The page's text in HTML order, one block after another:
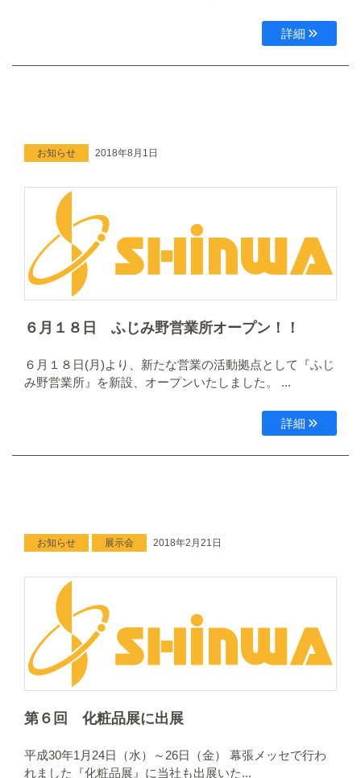
詳細
お知らせ 2018年8月1日
６月１８日 ふじみ野営業所オープン！！
６月１８日(月)より、新たな営業の活動拠点として『ふじ
み野営業所』を新設、オープンいたしました。 ...
詳細
お知らせ 展示会 2018年2月21日
第６回 化粧品展に出展
平成30年1月24日（水）～26日（金） 幕張メッセで行わ
れました『化粧品展』に当社も出展いた...